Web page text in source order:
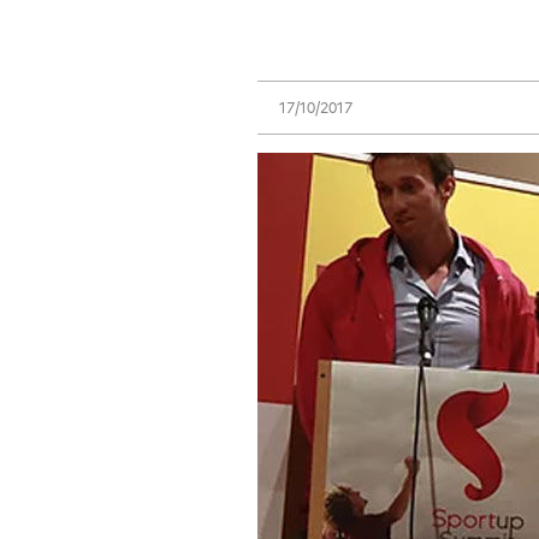
17/10/2017